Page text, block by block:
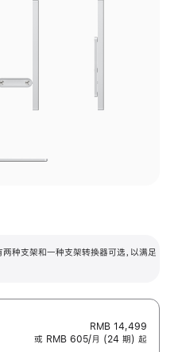
种支架和一种支架转换器可选，以满足
RMB 14,499
或 RMB 605/月 (24 期) 起